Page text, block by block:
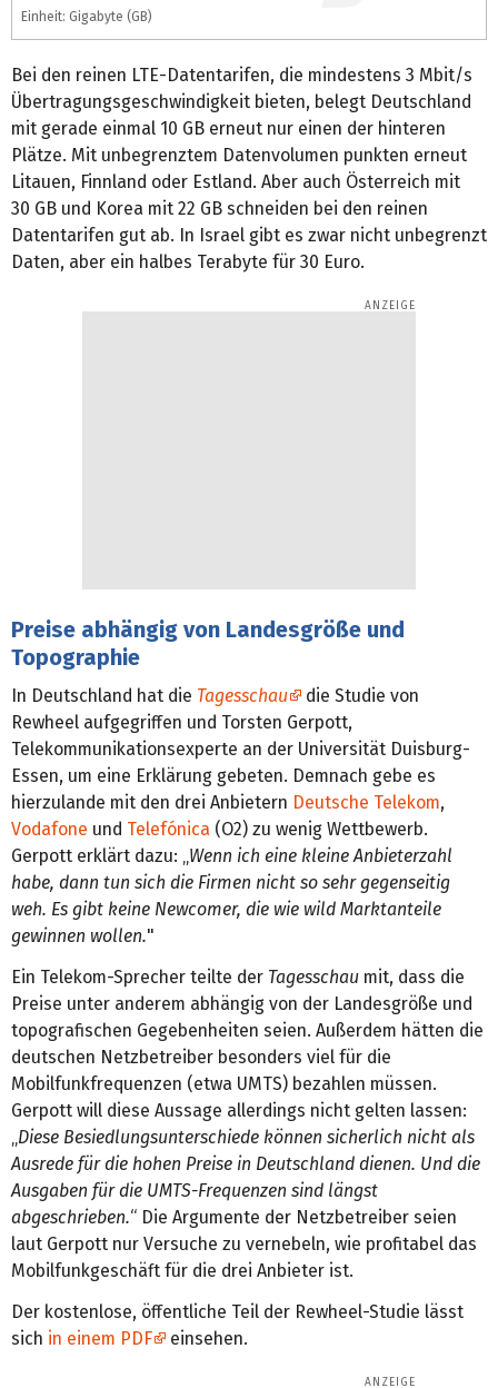
Einheit: Gigabyte (GB)
Bei den reinen LTE-Datentarifen, die mindestens 3 Mbit/s
Übertragungsgeschwindigkeit bieten, belegt Deutschland
mit gerade einmal 10 GB erneut nur einen der hinteren
Plätze. Mit unbegrenztem Datenvolumen punkten erneut
Litauen, Finnland oder Estland. Aber auch Österreich mit
30 GB und Korea mit 22 GB schneiden bei den reinen
Datentarifen gut ab. In Israel gibt es zwar nicht unbegrenzt
Daten, aber ein halbes Terabyte für 30 Euro.
Preise abhängig von Landesgröße und
Topographie
In Deutschland hat die Tagesschau
die Studie von
Rewheel aufgegriffen und Torsten Gerpott,
Telekommunikationsexperte an der Universität Duisburg-
Essen, um eine Erklärung gebeten. Demnach gebe es
hierzulande mit den drei Anbietern Deutsche Telekom,
Vodafone und Telefónica (O2) zu wenig Wettbewerb.
Gerpott erklärt dazu: „ Wenn ich eine kleine Anbieterzahl
habe, dann tun sich die Firmen nicht so sehr gegenseitig
weh. Es gibt keine Newcomer, die wie wild Marktanteile
gewinnen wollen."
Ein Telekom-Sprecher teilte der Tagesschau mit, dass die
Preise unter anderem abhängig von der Landesgröße und
topografischen Gegebenheiten seien. Außerdem hätten die
deutschen Netzbetreiber besonders viel für die
Mobilfunkfrequenzen (etwa UMTS) bezahlen müssen.
Gerpott will diese Aussage allerdings nicht gelten lassen:
Diese Besiedlungsunterschiede können sicherlich nicht als
Ausrede für die hohen Preise in Deutschland dienen. Und die
Ausgaben für die UMTS-Frequenzen sind längst
abgeschrieben.“ Die Argumente der Netzbetreiber seien
laut Gerpott nur Versuche zu vernebeln, wie profitabel das
Mobilfunkgeschäft für die drei Anbieter ist.
Der kostenlose, öffentliche Teil der Rewheel-Studie lässt
sich in einem PDF einsehen.